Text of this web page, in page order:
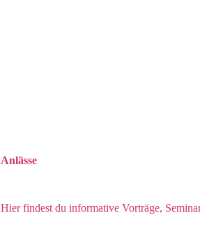
Anlässe
Hier findest du informative Vorträge,